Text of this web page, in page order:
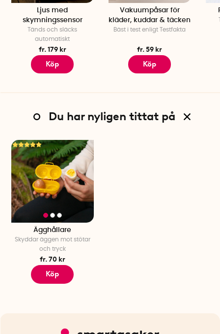
Ljus med
skymningssensor
Tänds och släcks
automatiskt
fr. 179 kr
Köp
Vakuumpåsar för
kläder, kuddar & täcken
Bäst i test enligt Testfakta
fr. 59 kr
Köp
Du har nyligen tittat på
Ägghållare
Skyddar äggen mot stötar
och tryck
fr. 70 kr
Köp